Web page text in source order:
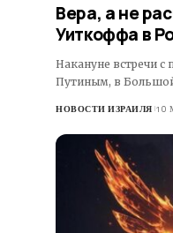
Вера, а не
Уиткоффа в
Накануне встречи
Путиным, в
НОВОСТИ ИЗРАИЛЯ 10